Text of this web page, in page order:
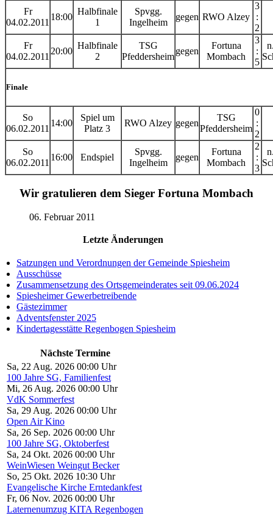
Fr
04.02.2011
18:00
Halbfinale
1
Spvgg.
Ingelheim
gegen RWO Alzey
3
:
2
Fr
04.02.2011
20:00
Halbfinale
2
TSG
Pfeddersheim
gegen
Fortuna
Mombach
3
:
5
Finale
So
06.02.2011
14:00
Spiel um
Platz 3
RWO Alzey gegen
TSG
Pfeddersheim
0
:
2
So
06.02.2011
16:00 Endspiel
Spvgg.
Ingelheim
gegen
Fortuna
Mombach
2
:
3
Wir gratulieren dem Sieger Fortuna Mombach
06. Februar 2011
Letzte Änderungen
Satzungen und Verordnungen der Gemeinde Spiesheim
Ausschüsse
Zusammensetzung des Ortsgemeinderates seit 09.06.2024
Spiesheimer Gewerbetreibende
Gästezimmer
Adventsfenster 2025
Kindertagesstätte Regenbogen Spiesheim
Nächste Termine
Sa, 22 Aug. 2026 00:00 Uhr
100 Jahre SG, Familienfest
Mi, 26 Aug. 2026 00:00 Uhr
VdK Sommerfest
Sa, 29 Aug. 2026 00:00 Uhr
Open Air Kino
Sa, 26 Sep. 2026 00:00 Uhr
100 Jahre SG, Oktoberfest
Sa, 24 Okt. 2026 00:00 Uhr
WeinWiesen Weingut Becker
So, 25 Okt. 2026 10:30 Uhr
Evangelische Kirche Erntedankfest
Fr, 06 Nov. 2026 00:00 Uhr
Laternenumzug KITA Regenbogen